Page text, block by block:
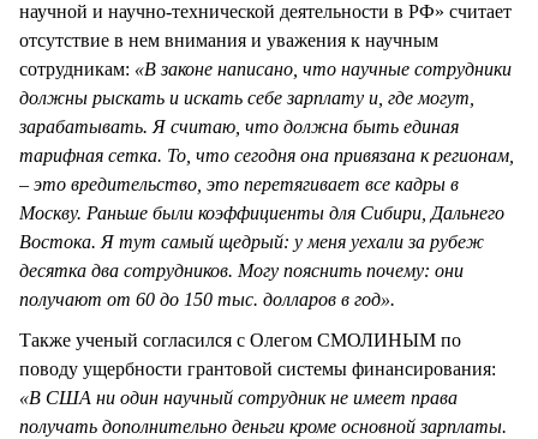
научной и научно-технической деятельности в РФ» считает
отсутствие в нем внимания и уважения к научным
сотрудникам: «В законе написано, что научные сотрудники
должны рыскать и искать себе зарплату и, где могут,
зарабатывать. Я считаю, что должна быть единая
тарифная сетка. То, что сегодня она привязана к регионам,
– это вредительство, это перетягивает все кадры в
Москву. Раньше были коэффициенты для Сибири, Дальнего
Востока. Я тут самый щедрый: у меня уехали за рубеж
десятка два сотрудников. Могу пояснить почему: они
получают от 60 до 150 тыс. долларов в год».
Также ученый согласился с Олегом СМОЛИНЫМ по
поводу ущербности грантовой системы финансирования:
«В США ни один научный сотрудник не имеет права
получать дополнительно деньги кроме основной зарплаты.